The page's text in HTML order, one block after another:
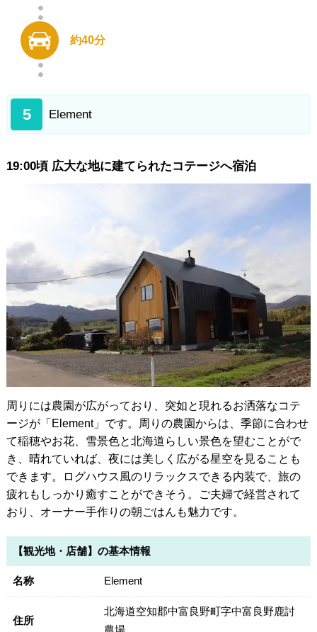
約40分
5 Element
19:00頃 広大な地に建てられたコテージへ宿泊
周りには農園が広がっており、突如と現れるお洒落なコテ
ージが「Element」です。周りの農園からは、季節に合わせ
て稲穂やお花、雪景色と北海道らしい景色を望むことがで
き、晴れていれば、夜には美しく広がる星空を見ることも
できます。ログハウス風のリラックスできる内装で、旅の
疲れもしっかり癒すことができそう。ご夫婦で経営されて
おり、オーナー手作りの朝ごはんも魅力です。
【観光地・店舗】の基本情報
名称 Element
住所
北海道空知郡中富良野町字中富良野鹿討